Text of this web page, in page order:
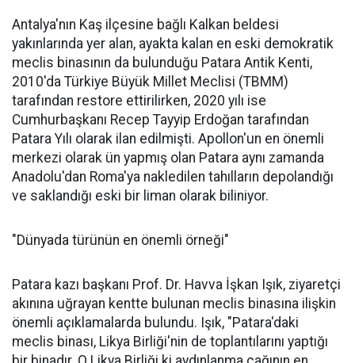
Antalya'nın Kaş ilçesine bağlı Kalkan beldesi
yakınlarında yer alan, ayakta kalan en eski demokratik
meclis binasının da bulunduğu Patara Antik Kenti,
2010'da Türkiye Büyük Millet Meclisi (TBMM)
tarafından restore ettirilirken, 2020 yılı ise
Cumhurbaşkanı Recep Tayyip Erdoğan tarafından
Patara Yılı olarak ilan edilmişti. Apollon'un en önemli
merkezi olarak ün yapmış olan Patara aynı zamanda
Anadolu'dan Roma'ya nakledilen tahılların depolandığı
ve saklandığı eski bir liman olarak biliniyor.
"Dünyada türünün en önemli örneği"
Patara kazı başkanı Prof. Dr. Havva İşkan Işık, ziyaretçi
akınına uğrayan kentte bulunan meclis binasına ilişkin
önemli açıklamalarda bulundu. Işık, "Patara'daki
meclis binası, Likya Birliği'nin de toplantılarını yaptığı